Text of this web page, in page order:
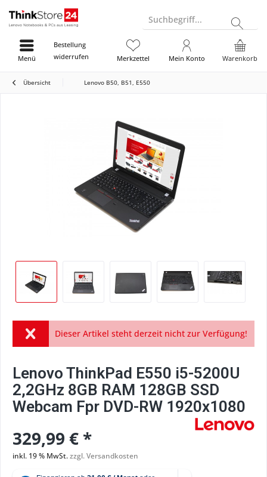
Suchbegriff...
Bestellung
widerrufen
Warenkorb
Merkzettel Mein Konto
Menü
Übersicht Lenovo B50, B51, E550
Dieser Artikel steht derzeit nicht zur Verfügung!
Lenovo ThinkPad E550 i5-5200U
2,2GHz 8GB RAM 128GB SSD
Webcam Fpr DVD-RW 1920x1080
329,99 € *
inkl. 19 % MwSt.zzgl. Versandkosten